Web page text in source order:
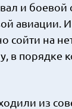
и
авиации.
сойти на
в
из